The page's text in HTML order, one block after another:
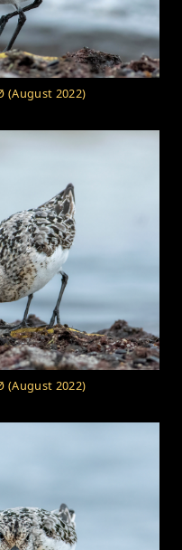
(August 2022)
(August 2022)